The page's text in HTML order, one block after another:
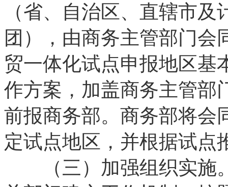
（省、自治区、直辖市
团），由商务主管部门会
贸一体化试点申报地区基
作方案，加盖商务主管部
前报商务部。商务部将会
定试点地区，并根据试点
（三）加强组织实施